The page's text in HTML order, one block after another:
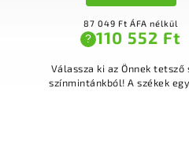
6 206 Ft
?
Kosárba